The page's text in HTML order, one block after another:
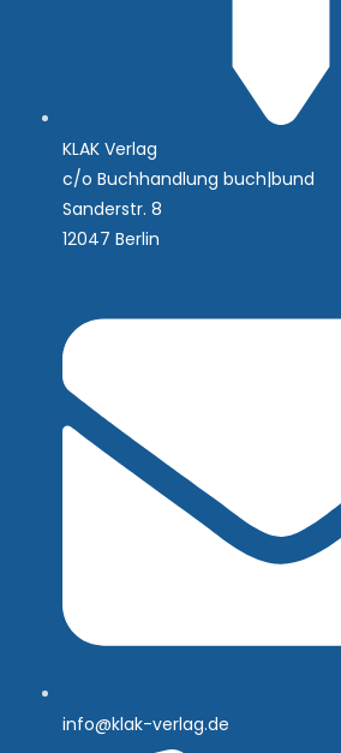
KLAK Verlag
c/o Buchhandlung buch|bund
Sanderstr. 8
12047 Berlin
info@klak-verlag.de